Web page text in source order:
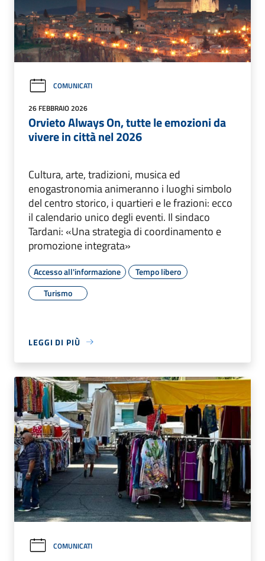
COMUNICATI
26 FEBBRAIO 2026
Orvieto Always On, tutte le emozioni da
vivere in città nel 2026
Cultura, arte, tradizioni, musica ed
enogastronomia animeranno i luoghi simbolo
del centro storico, i quartieri e le frazioni: ecco
il calendario unico degli eventi. Il sindaco
Tardani: «Una strategia di coordinamento e
promozione integrata»
Accesso all'informazione
Tempo libero
Turismo
LEGGI DI PIÙ
COMUNICATI